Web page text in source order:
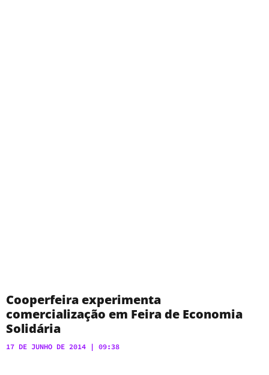
Cooperfeira experimenta
comercialização em Feira de Economia
Solidária
17 DE JUNHO DE 2014 09:38